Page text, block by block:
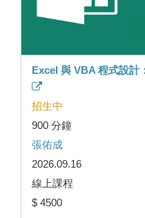
Excel 與 VBA 程式設計
招生中
900 分鐘
張佑成
2026.09.16
線上課程
$ 4500